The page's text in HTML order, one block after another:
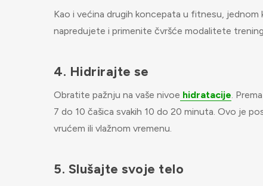
Kao i većina drugih koncepata u fitnesu, jednom
napredujete i primenite čvršće modalitete
4. Hidrirajte se
Obratite pažnju na vaše nivoe hidratacije.
7 do 10 čašica svakih 10 do 20 minuta. Ovo je
vrućem ili vlažnom vremenu.
5. Slušajte svoje telo